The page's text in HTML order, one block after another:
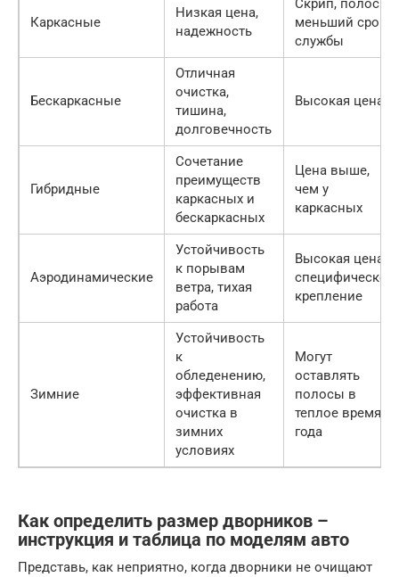
Каркасные
Низкая цена,
надежность
Скрип, полосы,
меньший срок
службы
Бескаркасные
Отличная
очистка,
тишина,
долговечность
Высокая цена
Гибридные
Сочетание
преимуществ
каркасных и
бескаркасных
Цена выше,
чем у
каркасных
Аэродинамические
Устойчивость
к порывам
ветра, тихая
работа
Высокая цена,
специфическое
крепление
Зимние
Устойчивость
к
обледенению,
эффективная
очистка в
зимних
условиях
Могут
оставлять
полосы в
теплое время
года
Как определить размер дворников –
инструкция и таблица по моделям авто
Представь, как неприятно, когда дворники не очищают